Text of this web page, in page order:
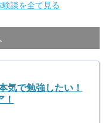
談を全て見る
気で勉強したい！